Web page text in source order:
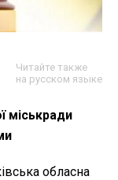
Читайте также
на русском языке
міськради
обласна